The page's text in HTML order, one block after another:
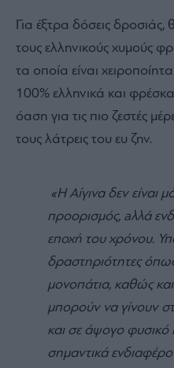
Για έξτρα δόσεις δροσιάς,
τους ελληνικούς χυμούς
τα οποία είναι
100% ελληνικά και
όαση για τις πιο ζεστές
τους λάτρεις του ευ ζην.
«Η Αίγινα δεν είναι
προορισμός, aλλά
εποχή του χρόνου.
δραστηριότητες
μονοπάτια, καθώς
μπορούν να γίνουν
και σε άψογο φυσικό
σημαντικά